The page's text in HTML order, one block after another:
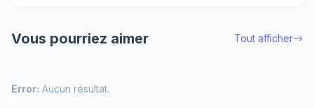
Vous pourriez aimer Tout afficher
Error: Aucun résultat.